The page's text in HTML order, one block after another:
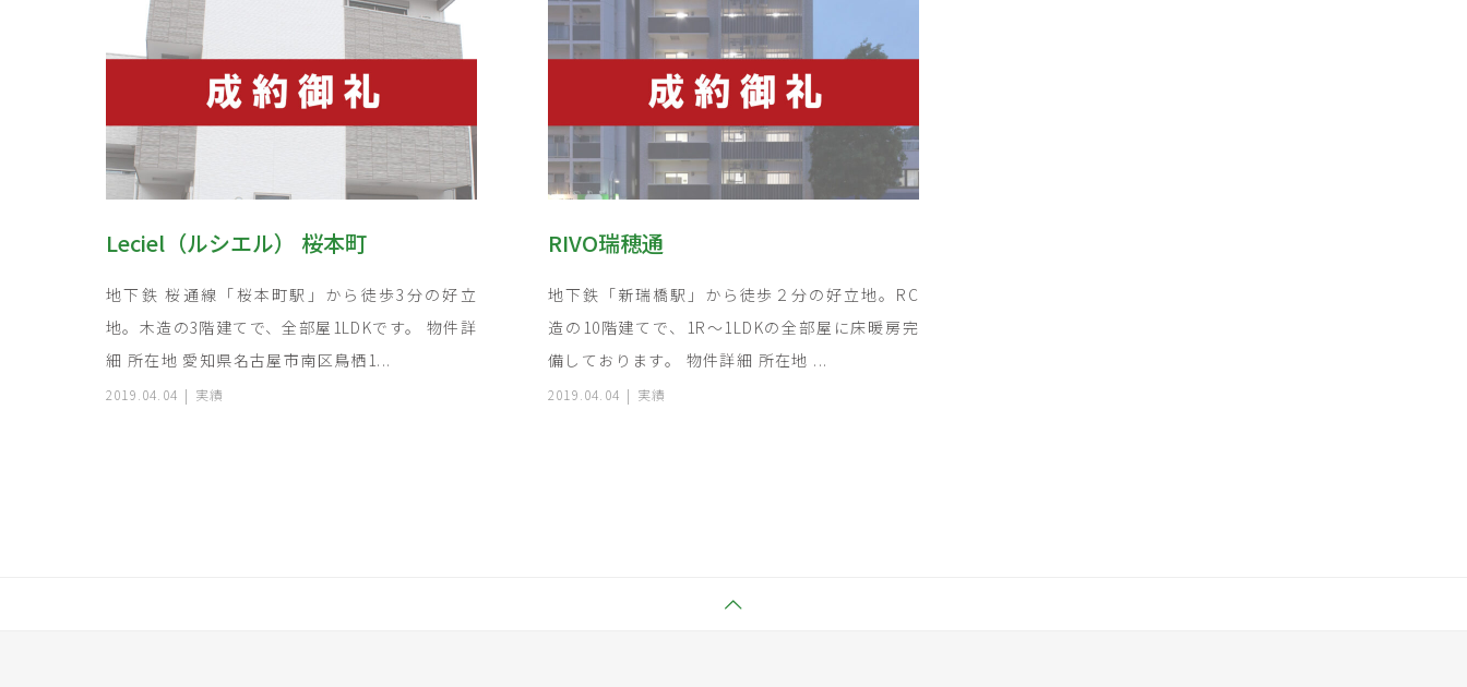
Leciel（ルシエル） 桜本町
地下鉄 桜通線「桜本町駅」から徒歩3分の好立
地。木造の3階建てで、全部屋1LDKです。 物件詳
細 所在地 愛知県名古屋市南区鳥栖1...
2019.04.04 実績
RIVO瑞穂通
地下鉄「新瑞橋駅」から徒歩２分の好立地。RC
造の10階建てで、1R～1LDKの全部屋に床暖房完
備しております。 物件詳細 所在地 ...
2019.04.04 実績